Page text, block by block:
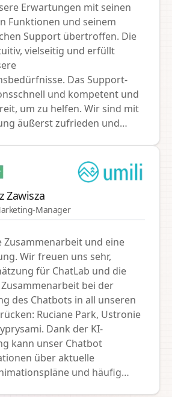
Erwartungen mit seinen
Funktionen und seinem
Support übertroffen. Die
vielseitig und erfüllt
Das Support-
und kompetent und
um zu helfen. Wir sind mit
äußerst zufrieden und
Zawisza
Manager
Zusammenarbeit und eine
Wir freuen uns sehr,
für ChatLab und die
bei der
des Chatbots in all unseren
Ruciane Park, Ustronie
Dank der KI-
kann unser Chatbot
über aktuelle
und häufig